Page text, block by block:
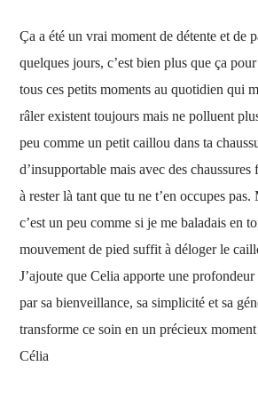
Ça a été un vrai moment de détente et de
quelques jours, c’est bien plus que ça
tous ces petits moments au quotidien qui
râler existent toujours mais ne polluent
peu comme un petit caillou dans ta
d’insupportable mais avec des chaussures
à rester là tant que tu ne t’en occupes pas.
c’est un peu comme si je me baladais en
mouvement de pied suffit à déloger le
J’ajoute que Celia apporte une
par sa bienveillance, sa simplicité et sa
transforme ce soin en un précieux
Célia